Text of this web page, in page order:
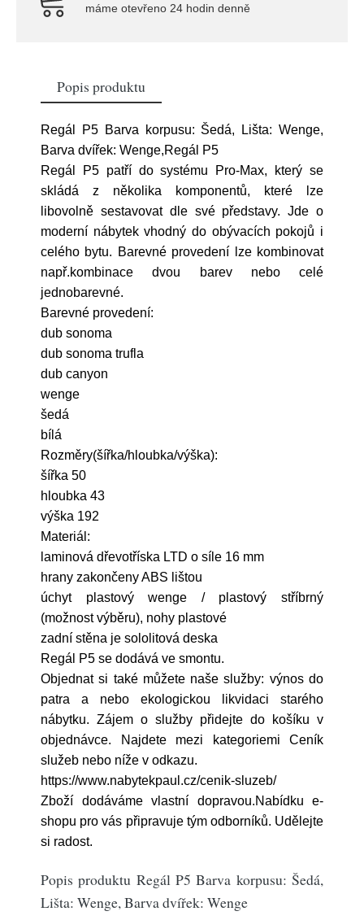
máme otevřeno 24 hodin denně
Popis produktu
Regál P5 Barva korpusu: Šedá, Lišta: Wenge,
Barva dvířek: Wenge,Regál P5
Regál P5 patří do systému Pro-Max, který se
skládá z několika komponentů, které lze
libovolně sestavovat dle své představy. Jde o
moderní nábytek vhodný do obývacích pokojů i
celého bytu. Barevné provedení lze kombinovat
např.kombinace dvou barev nebo celé
jednobarevné.
Barevné provedení:
dub sonoma
dub sonoma trufla
dub canyon
wenge
šedá
bílá
Rozměry(šířka/hloubka/výška):
šířka 50
hloubka 43
výška 192
Materiál:
laminová dřevotříska LTD o síle 16 mm
hrany zakončeny ABS lištou
úchyt plastový wenge / plastový stříbrný
(možnost výběru), nohy plastové
zadní stěna je sololitová deska
Regál P5 se dodává ve smontu.
Objednat si také můžete naše služby: výnos do
patra a nebo ekologickou likvidaci starého
nábytku. Zájem o služby přidejte do košíku v
objednávce. Najdete mezi kategoriemi Ceník
služeb nebo níže v odkazu.
https://www.nabytekpaul.cz/cenik-sluzeb/
Zboží dodáváme vlastní dopravou.Nabídku e-
shopu pro vás připravuje tým odborníků. Udělejte
si radost.
Popis produktu Regál P5 Barva korpusu: Šedá,
Lišta: Wenge, Barva dvířek: Wenge